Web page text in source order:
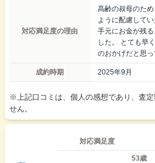
対応満足度の理由
高齢の叔母のた
ように配慮して
手元にお金が残
した。 とても早
のおかげだと思っ
成約時期 2025年9月
※上記口コミは、個人の感想であり、査
せん。
対応満足度
53歳